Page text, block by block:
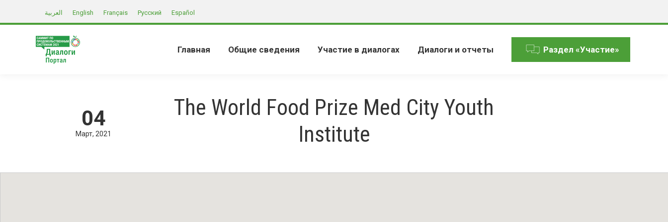
العربية English Français Русский Español
Главная Общие сведения Участие в диалогах Диалоги и отчеты Раздел «Участие»
04
Март 2021
The World Food Prize Med City Youth
Institute